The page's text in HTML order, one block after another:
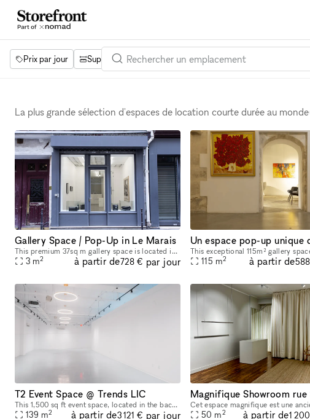
Prix par jour Superficie Projets Équipements
La plus grande sélection d'espaces de location courte durée au monde
Gallery Space / Pop-Up in Le Marais
This premium 37sq m gallery space is located in the heart of Le Marais. This location is perfect for Pop-up stores and Art exhibitions. The glass front provides a beautiful view of the interior, whi
3 m2 à partir de728 € par jour 115 m2 à partir de
T2 Event Space @ Trends LIC
This 1,500 sq ft event space, located in the back of a legal dispensary in Long Island City, offers a sleek, modern, and versatile environment. With its minimalist all-white interior, polished floors
139 m2 à partir de3 121 € par jour 50 m2 à partir de1